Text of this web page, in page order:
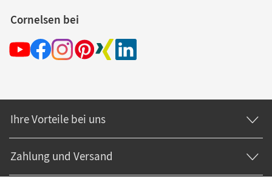
Cornelsen bei
Ihre Vorteile bei uns
Zahlung und Versand